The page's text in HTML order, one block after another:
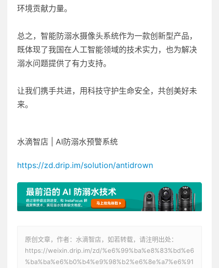
环境贡献力量。
总之，智能防溺水摄像头系统作为一款创新型产品，
既体现了我国在人工智能领域的技术实力，也为解决
溺水问题提供了有力支持。
让我们携手共进，用科技守护生命安全，共创美好未
来。
水滴智店 | AI防溺水预警系统
https://zd.drip.im/solution/antidrown
原创文章，作者：水滴智店，如若转载，请注明出处：
https://weixin.drip.im/zd/%e6%99%ba%e8%83%bd%e6
%ba%ba%e6%b0%b4%e9%98%b2%e6%8e%a7%e6%91